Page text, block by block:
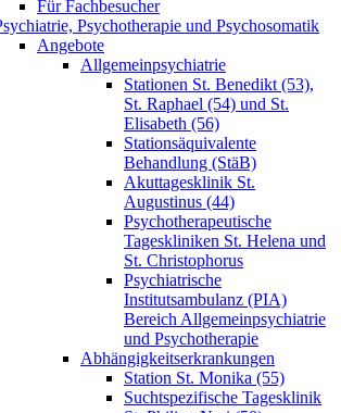
Für Fachbesucher
Psychotherapie und Psychosomatik
Angebote
Allgemeinpsychiatrie
Stationen St. Benedikt (53),
St. Raphael (54) und St.
Elisabeth (56)
Stationsäquivalente
Behandlung (StäB)
Akuttagesklinik St.
Augustinus (44)
Psychotherapeutische
Tageskliniken St. Helena und
St. Christophorus
Psychiatrische
Institutsambulanz (PIA)
Bereich Allgemeinpsychiatrie
und Psychotherapie
Abhängigkeitserkrankungen
Station St. Monika (55)
Suchtspezifische Tagesklinik